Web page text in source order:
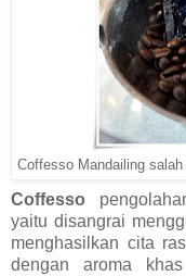
Coffesso Mandailing
Coffesso
yaitu disangrai
menghasilkan cita
dengan aroma